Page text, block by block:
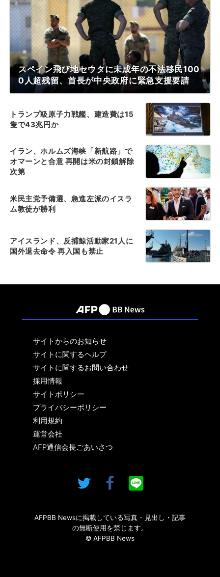
スペイン飛び地セウタに未成年の不法移民100
0人超残留、首長が中央政府に緊急支援要請
トランプ級原子力戦艦、建造費は15
隻で43兆円か
イラン、ホルムズ海峡「新航路」で
オマーンと合意 再開は米の封鎖解除
次第
米民主党予備選、急進左派のイスラ
ム教徒が勝利
アイスランド、反捕鯨活動家21人に
国外退去命令 再入国も禁止
サイトからのお知らせ
サイトに関するヘルプ
サイトに関するお問い合わせ
採用情報
サイトポリシー
プライバシーポリシー
利用規約
運営会社
AFP通信会長ごあいさつ
AFPBB Newsに掲載している写真・見出し・記事
の無断使用を禁じます。
© AFPBB News